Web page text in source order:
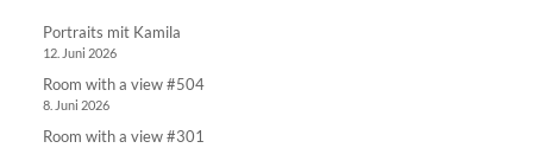
Portraits mit Kamila
12. Juni 2026
Room with a view #504
8. Juni 2026
Room with a view #301